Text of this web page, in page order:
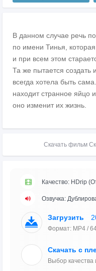
В данном случае речь
по имени Тинья,
и при всем этом
Та же пытается создать
всегда хотела быть
находит странное яйцо
оно изменит их жизнь.
Скачать фильм
Качество: HDrip
Озвучка:
Загрузить
Формат: MP4 /
Скачать с
Выбор качества